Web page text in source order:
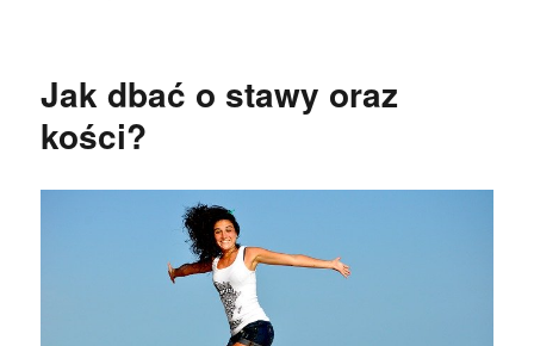
Jak dbać o stawy oraz
kości?